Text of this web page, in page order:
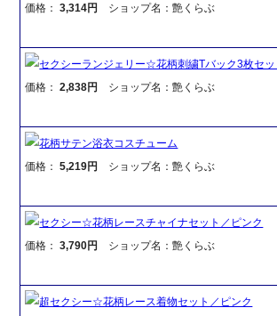
価格：3,314円 ショップ名：艶くらぶ
セクシーランジェリー☆花柄刺繍Tバック3枚セッ
価格：2,838円 ショップ名：艶くらぶ
花柄サテン浴衣コスチューム
価格：5,219円 ショップ名：艶くらぶ
セクシー☆花柄レースチャイナセット／ピンク
価格：3,790円 ショップ名：艶くらぶ
超セクシー☆花柄レース着物セット／ピンク